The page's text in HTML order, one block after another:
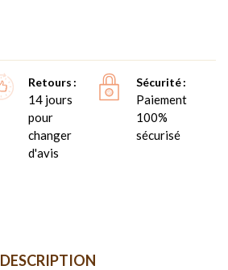
Retours
14 jours
pour
changer
d'avis
Sécurité
Paiement
100%
sécurisé
DESCRIPTION